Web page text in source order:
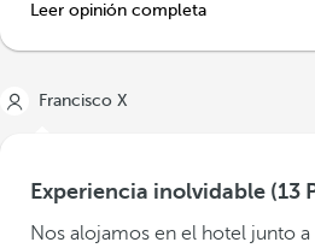
Leer opinión completa
Francisco X
Experiencia inolvidable (13
Nos alojamos en el hotel junto a